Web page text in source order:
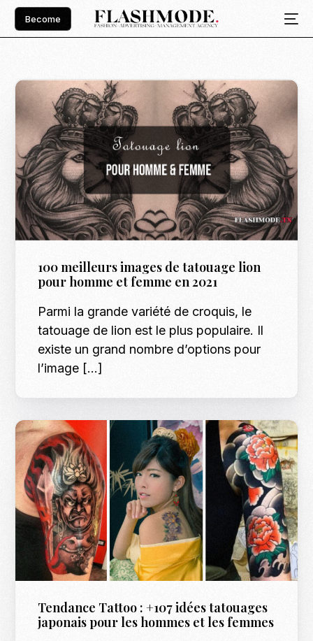
Become
100 meilleurs images de tatouage lion
pour homme et femme en 2021
Parmi la grande variété de croquis, le
tatouage de lion est le plus populaire. Il
existe un grand nombre d’options pour
l’image […]
Tendance Tattoo : +107 idées tatouages
japonais pour les hommes et les femmes